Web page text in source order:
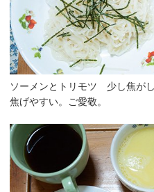
ソーメンとトリモツ 少し焦が
焦げやすい。ご愛敬。